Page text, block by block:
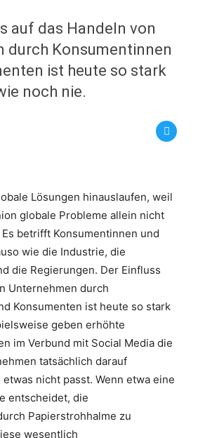
auf das Handeln von
durch Konsumentinnen
ist heute so stark
noch nie.
Lösungen hinauslaufen, weil
globale Probleme allein nicht
betrifft Konsumentinnen und
wie die Industrie, die
die Regierungen. Der Einfluss
Unternehmen durch
Konsumenten ist heute so stark
geben erhöhte
im Verbund mit Social Media die
tatsächlich darauf
nicht passt. Wenn etwa eine
entscheidet, die
Papierstrohhalme zu
wesentlich